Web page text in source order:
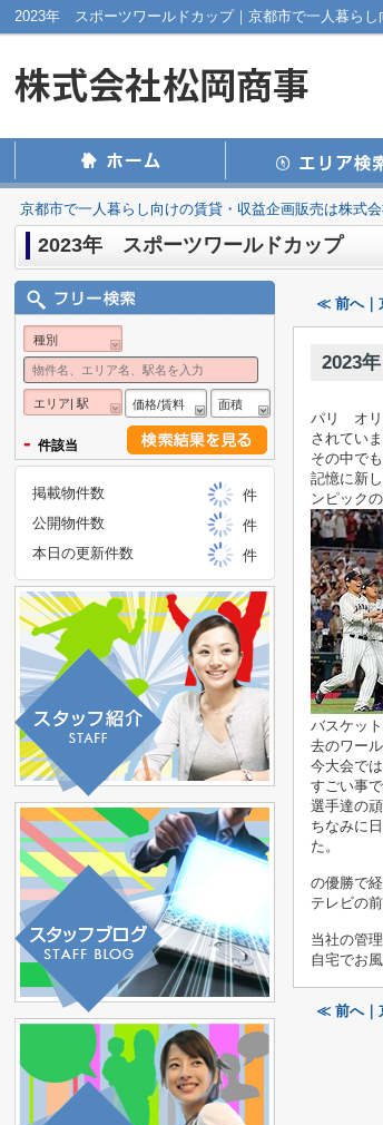
2023年 スポーツワールドカップ｜京都市で一人暮ら
京都市で一人暮らし向けの賃貸・収益企画販売は株式
2023年 スポーツワールドカップ
≪ 前へ｜
2023
パリ オリ
されていま
その中で
記憶に新
ンピック
バスケッ
去のワー
今大会で
すごい事で
選手達の
ちなみに
た。
の優勝で
テレビの
当社の管
自宅でお
≪ 前へ｜
種別
エリア| 駅 価格/賃料 面積
- 件該当
掲載物件数
件
公開物件数
件
本日の更新件数
件